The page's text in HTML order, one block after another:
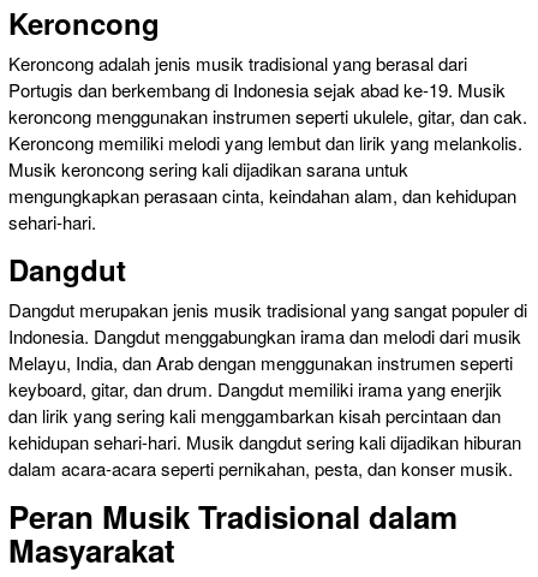
Keroncong
Keroncong adalah jenis musik tradisional yang berasal dari
Portugis dan berkembang di Indonesia sejak abad ke-19. Musik
keroncong menggunakan instrumen seperti ukulele, gitar, dan cak.
Keroncong memiliki melodi yang lembut dan lirik yang melankolis.
Musik keroncong sering kali dijadikan sarana untuk
mengungkapkan perasaan cinta, keindahan alam, dan kehidupan
sehari-hari.
Dangdut
Dangdut merupakan jenis musik tradisional yang sangat populer di
Indonesia. Dangdut menggabungkan irama dan melodi dari musik
Melayu, India, dan Arab dengan menggunakan instrumen seperti
keyboard, gitar, dan drum. Dangdut memiliki irama yang enerjik
dan lirik yang sering kali menggambarkan kisah percintaan dan
kehidupan sehari-hari. Musik dangdut sering kali dijadikan hiburan
dalam acara-acara seperti pernikahan, pesta, dan konser musik.
Peran Musik Tradisional dalam
Masyarakat